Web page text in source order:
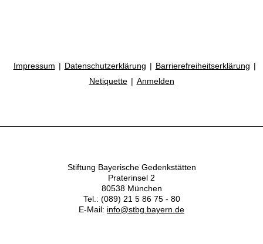
Impressum Datenschutzerklärung
Barrierefreiheitserklärung
Netiquette
Anmelden
Stiftung Bayerische Gedenkstätten
Praterinsel 2
80538 München
Tel.: (089) 21 5 86 75 - 80
E-Mail: info@stbg.bayern.de